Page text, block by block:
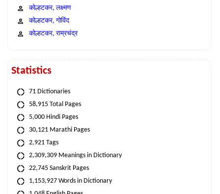
कोल्हटकर, लक्ष्मण
कोल्हटकर, गोविंद
कोल्हटकर, राम्रचंद्र
Statistics
71 Dictionaries
58,915 Total Pages
5,000 Hindi Pages
30,121 Marathi Pages
2,921 Tags
2,309,309 Meanings in Dictionary
22,745 Sanskrit Pages
1,153,927 Words in Dictionary